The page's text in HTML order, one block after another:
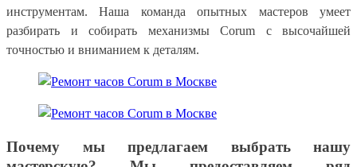
инструментам. Наша команда опытных мастеров умеет
разбирать и собирать механизмы Corum с высочайшей
точностью и вниманием к деталям.
Почему мы предлагаем выбрать нашу